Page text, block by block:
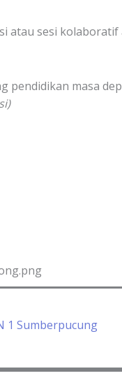
atau sesi
pendidikan masa
1 Sumberpucung